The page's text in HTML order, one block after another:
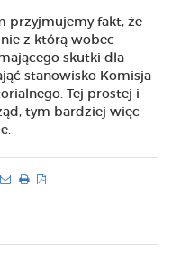
przyjmujemy fakt, że
z którą wobec
skutki dla
stanowisko Komisja
Tej prostej i
tym bardziej więc